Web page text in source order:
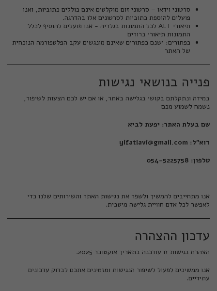
סרטוני וידאו – סרטוני זום מוקלטים אינם כוללים כתוביות, ואנו
פועלים להוספת כתוביות לסרטונים אלו בהדרגה.
תיאורי ALT לכל התמונות בגלריה - אנו פועלים להוסיף לכלל
התמונות תיאורי ברורים
כפתורים: ישנם כפתורים שאינם מונגשים עקב הפלטפורמה הנוכחית
של האתר
פנייה בנושאי נגישות
במידה ונתקלתם בקושי בגלישה באתר, או אם יש לכם הצעות לשיפור,
נשמח לשמוע מכם
שם בעלת האתר: יפעת לביא
דוא"ל: yifatlavi@gmail.com
טלפון: 054-5225758
אנו מתחייבים להמשיך ולשפר את נגישות האתר והשירותים שלנו כדי
לאפשר לכל אדם חוויית גלישה מיטבית.
עדכון ההצהרה
הצהרת נגישות זו עודכנה בתאריך אוקטובר 2025.
אנו ממשיכים לפעול לשיפור הנגישות ומזמינים אתכם לבדוק עדכונים
עתידיים.